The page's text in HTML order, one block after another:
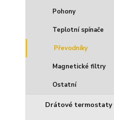
Pohony
Teplotní spínače
Převodníky
Magnetické filtry
Ostatní
Drátové termostaty